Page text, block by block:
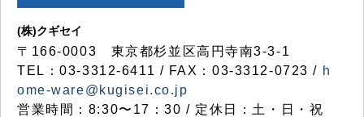
(株)クギセイ
〒166-0003 東京都杉並区高円寺南3-3-1
TEL：03-3312-6411 / FAX：03-3312-0723 / h
ome-ware@kugisei.co.jp
営業時間：8:30〜17：30 / 定休日：土・日・祝